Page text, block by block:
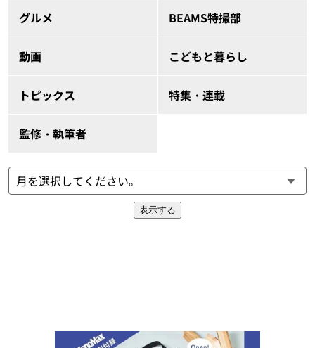
グルメ BEAMS特撮部
動画 こどもと暮らし
トピックス 特集・連載
監修・執筆者
表示する